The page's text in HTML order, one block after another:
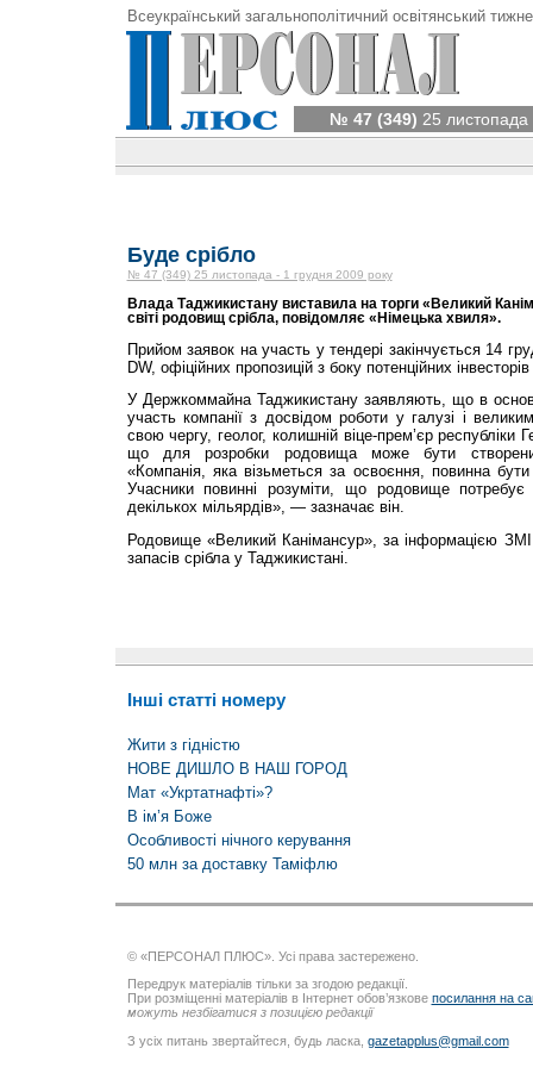
Всеукраїнський загальнополітичний освітянський
№ 47 (349) 25
Буде срібло
№ 47 (349) 25 листопада - 1 грудня 2009 року
Влада Таджикистану виставила на торги «Великий
світі родовищ срібла, повідомляє «Німецька хвиля».
Прийом заявок на участь у тендері закінчується 14
DW, офіційних пропозицій з боку потенційних
У Держкоммайна Таджикистану заявляють, що в
участь компанії з досвідом роботи у галузі і
свою чергу, геолог, колишній віце-прем’єр республіки
що для розробки родовища може бути
«Компанія, яка візьметься за освоєння, повинна
Учасники повинні розуміти, що родовище потребує
декількох мільярдів», — зазначає він.
Родовище «Великий Канімансур», за інформацією ЗМІ,
запасів срібла у Таджикистані.
Інші статті номеру
Жити з гідністю
НОВЕ ДИШЛО В НАШ ГОРОД
Мат «Укртатнафті»?
В ім’я Боже
Особливості нічного керування
50 млн за доставку Таміфлю
© «ПЕРСОНАЛ ПЛЮС». Усі права застережено.
Передрук матеріалів тільки за згодою редакції.
При розміщенні матеріалів в Інтернет обов’язкове посилання на
можуть незбігатися з позицією редакції
З усіх питань звертайтеся, будь ласка, gazetapplus@gmail.com